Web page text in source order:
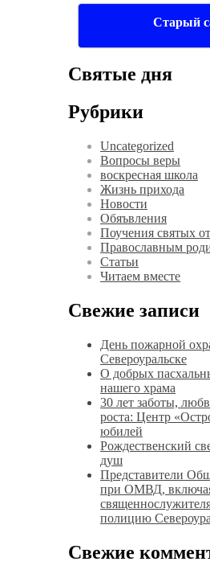
Старый
Святые дня
Рубрики
Uncategorized
Вопросы веры
воскресная школа
Жизнь прихода
Новости
Обяъвления
Поучения святых
Православным
Статьи
Читаем вместе
Свежие записи
День пожарной
Североуральске
О добрых
нашего храма
30 лет заботы,
роста: Центр
юбилей
Рождественский
душ
Представители
при ОМВД,
полицию
Свежие